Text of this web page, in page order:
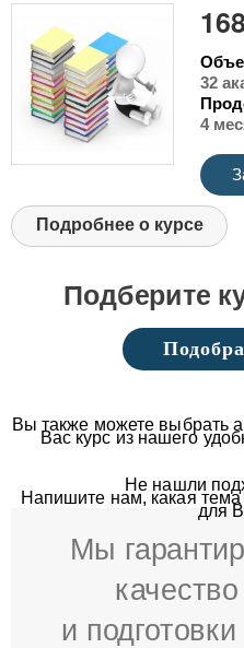
32
4
Подробнее о курсе
Подберите
Вы также можете выбрать
Вас курс из нашего
Не нашли
Напишите нам, какая
для
Мы
и